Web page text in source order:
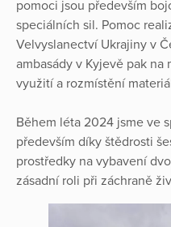
pomoci jsou především
speciálních sil. Pomoc
Velvyslanectví Ukrajiny v
ambasády v Kyjevě pak
využití a rozmístění
Během léta 2024 jsme ve
především díky štědrosti
prostředky na vybavení
zásadní roli při záchraně